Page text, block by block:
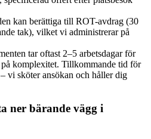
kan berättiga till ROT-avdrag (30
tak), vilket vi administrerar på
tar oftast 2–5 arbetsdagar för
komplexitet. Tillkommande tid för
vi sköter ansökan och håller dig
ner bärande vägg i